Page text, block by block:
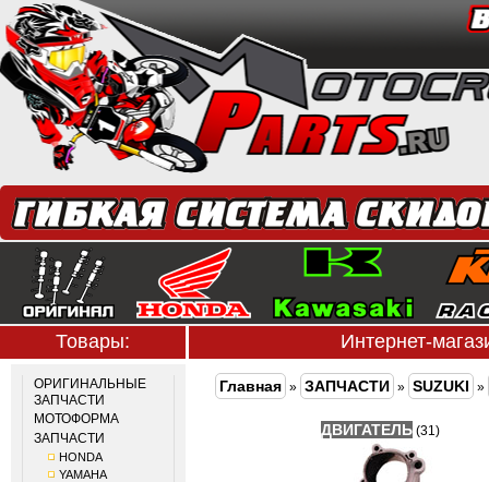
Товары: Интернет-
ОРИГИНАЛЬНЫЕ
ЗАПЧАСТИ
МОТОФОРМА
ЗАПЧАСТИ
HONDA
YAMAHA
Главная » ЗАПЧАСТИ » SUZUKI »
ДВИГАТЕЛЬ(31)